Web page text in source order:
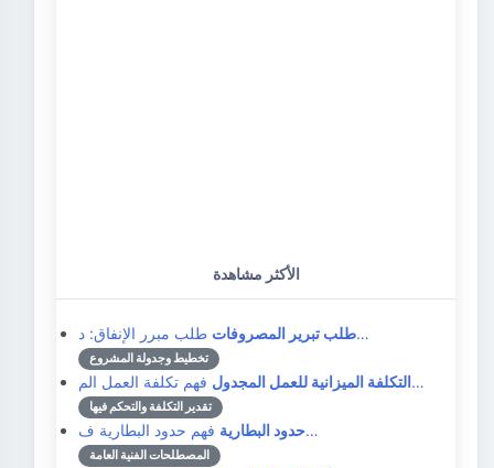
الأكثر مشاهدة
طلب تبرير المصروفاتطلب مبرر الإنفاق: د…
تخطيط وجدولة المشروع
التكلفة الميزانية للعمل المجدولفهم تكلفة العمل الم…
تقدير التكلفة والتحكم فيها
حدود البطاريةفهم حدود البطارية ف…
المصطلحات الفنية العامة